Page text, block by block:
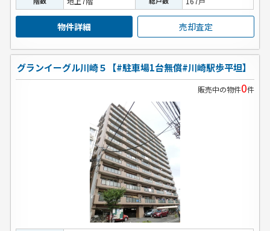
物件詳細 売却査定
グランイーグル川崎５【#駐車場1台無償#川崎駅歩平坦】
販売中の物件0件